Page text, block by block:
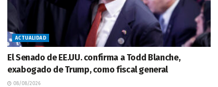
ACTUALIDAD
El Senado de EE.UU. confirma a Todd Blanche,
exabogado de Trump, como fiscal general
08/08/2026